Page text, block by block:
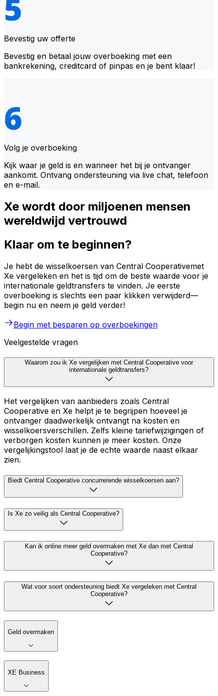
Bevestig uw offerte
Bevestig en betaal jouw overboeking met een
bankrekening, creditcard of pinpas en je bent klaar!
Volg je overboeking
Kijk waar je geld is en wanneer het bij je ontvanger
aankomt. Ontvang ondersteuning via live chat, telefoon
en e-mail.
Xe wordt door miljoenen mensen
wereldwijd vertrouwd
Klaar om te beginnen?
Je hebt de wisselkoersen van Central Cooperativemet
Xe vergeleken en het is tijd om de beste waarde voor je
internationale geldtransfers te vinden. Je eerste
overboeking is slechts een paar klikken verwijderd—
begin nu en neem je geld verder!
Begin met besparen op overboekingen
Veelgestelde vragen
Waarom zou ik Xe vergelijken met Central Cooperative voor
internationale geldtransfers?
Het vergelijken van aanbieders zoals Central
Cooperative en Xe helpt je te begrijpen hoeveel je
ontvanger daadwerkelijk ontvangt na kosten en
wisselkoersverschillen. Zelfs kleine tariefwijzigingen of
verborgen kosten kunnen je meer kosten. Onze
vergelijkingstool laat je de echte waarde naast elkaar
zien.
Biedt Central Cooperative concurrerende wisselkoersen aan?
Is Xe zo veilig als Central Cooperative?
Kan ik online meer geld overmaken met Xe dan met Central
Cooperative?
Wat voor soort ondersteuning biedt Xe vergeleken met Central
Cooperative?
Geld overmaken
XE Business